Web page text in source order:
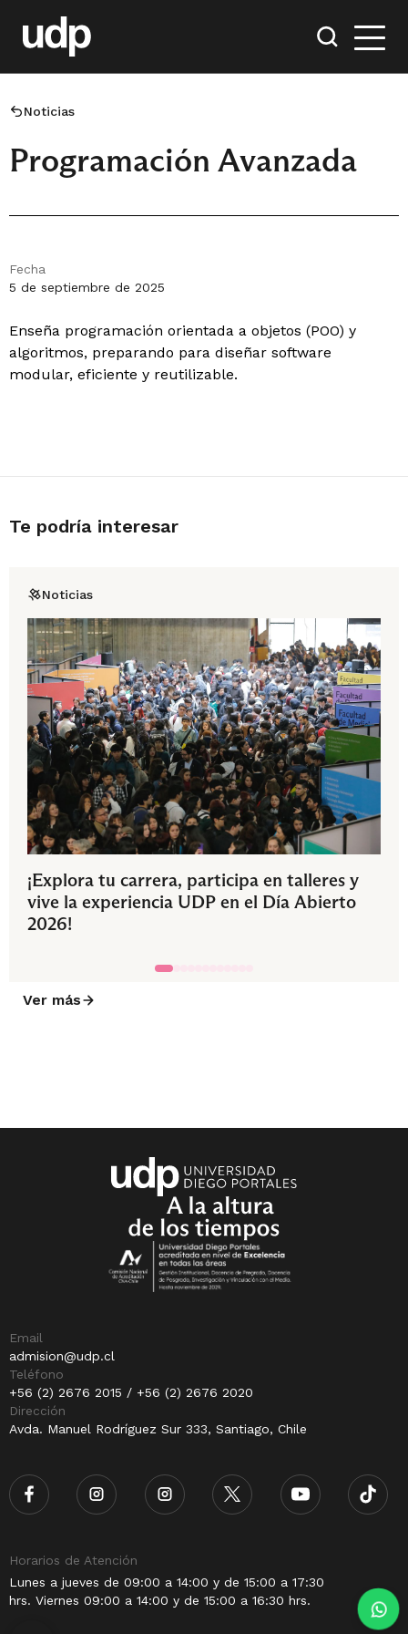
Noticias
Programación Avanzada
Fecha
5 de septiembre de 2025
Enseña programación orientada a objetos (POO) y
algoritmos, preparando para diseñar software
modular, eficiente y reutilizable.
Te podría interesar
Noticias
¡Explora tu carrera, participa en talleres y
vive la experiencia UDP en el Día Abierto
2026!
Ver más
Email
admision@udp.cl
Teléfono
+56 (2) 2676 2015 / +56 (2) 2676 2020
Dirección
Avda. Manuel Rodríguez Sur 333, Santiago, Chile
Horarios de Atención
Lunes a jueves de 09:00 a 14:00 y de 15:00 a 17:30
hrs. Viernes 09:00 a 14:00 y de 15:00 a 16:30 hrs.